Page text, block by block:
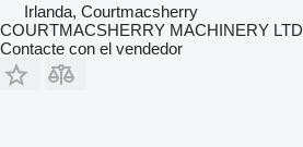
Irlanda, Courtmacsherry
COURTMACSHERRY MACHINERY LTD
Contacte con el vendedor